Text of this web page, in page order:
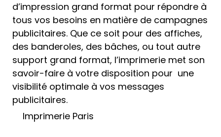
d’impression grand format pour répondre à
tous vos besoins en matière de campagnes
publicitaires. Que ce soit pour des affiches,
des banderoles, des bâches, ou tout autre
support grand format, l’imprimerie met son
savoir-faire à votre disposition pour une
visibilité optimale à vos messages
publicitaires.
Imprimerie Paris